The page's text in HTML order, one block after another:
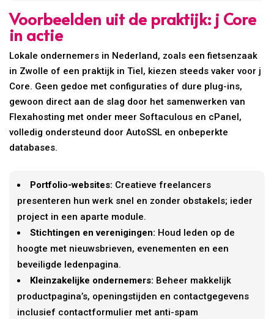
Voorbeelden uit de praktijk: j Core
in actie
Lokale ondernemers in Nederland, zoals een fietsenzaak
in Zwolle of een praktijk in Tiel, kiezen steeds vaker voor j
Core. Geen gedoe met configuraties of dure plug-ins,
gewoon direct aan de slag door het samenwerken van
Flexahosting met onder meer Softaculous en cPanel,
volledig ondersteund door AutoSSL en onbeperkte
databases.
Portfolio-websites: Creatieve freelancers
presenteren hun werk snel en zonder obstakels; ieder
project in een aparte module.
Stichtingen en verenigingen: Houd leden op de
hoogte met nieuwsbrieven, evenementen en een
beveiligde ledenpagina.
Kleinzakelijke ondernemers: Beheer makkelijk
productpagina’s, openingstijden en contactgegevens
inclusief contactformulier met anti-spam